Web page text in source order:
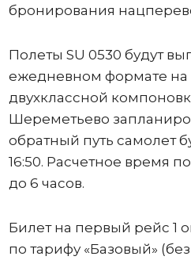
бронирования
Полеты SU 0530 будут
ежедневном формате на
двухклассной
Шереметьево
обратный путь самолет
16:50. Расчетное время
до 6 часов.
Билет на первый рейс 1
по тарифу «Базовый»